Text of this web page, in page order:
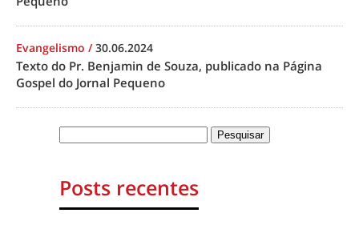
Evangelismo /30.06.2024
Texto do Pr. Benjamin de Souza, publicado na Página
Gospel do Jornal Pequeno
Posts recentes